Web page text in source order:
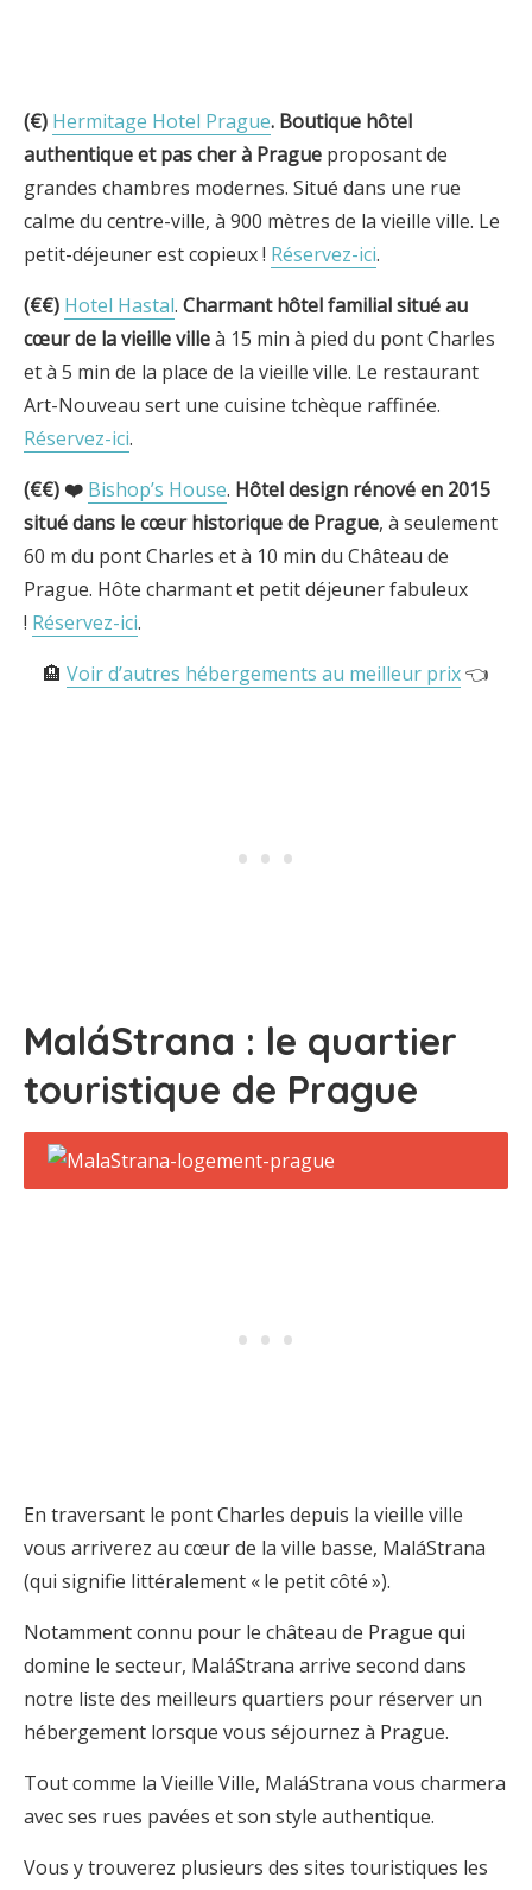
(€) Hermitage Hotel Prague. Boutique hôtel
authentique et pas cher à Prague proposant de
grandes chambres modernes. Situé dans une rue
calme du centre-ville, à 900 mètres de la vieille ville. Le
petit-déjeuner est copieux ! Réservez-ici.
(€€) Hotel Hastal. Charmant hôtel familialsitué au
cœur de la vieille villeà 15 min à pied du pont Charles
et à 5 min de la place de la vieille ville. Le restaurant
Art-Nouveau sert une cuisine tchèque raffinée.
Réservez-ici.
(€€) ❤️ Bishop’s House. Hôtel design rénové en 2015
situé dans le cœur historique de Prague, à seulement
60 m du pont Charles et à 10 min du Château de
Prague. Hôte charmant et petit déjeuner fabuleux
! Réservez-ici.
🏨 Voir d’autres hébergements au meilleur prix👈
MaláStrana : le quartier
touristique de Prague
En traversant le pont Charles depuis la vieille ville
vous arriverez au cœur de la ville basse, MaláStrana
(qui signifie littéralement « le petit côté »).
Notamment connu pour le château de Prague qui
domine le secteur, MaláStrana arrive second dans
notre liste des meilleurs quartiers pour réserver un
hébergement lorsque vous séjournez à Prague.
Tout comme la Vieille Ville, MaláStrana vous charmera
avec ses rues pavées et son style authentique.
Vous y trouverez plusieurs des sites touristiques les